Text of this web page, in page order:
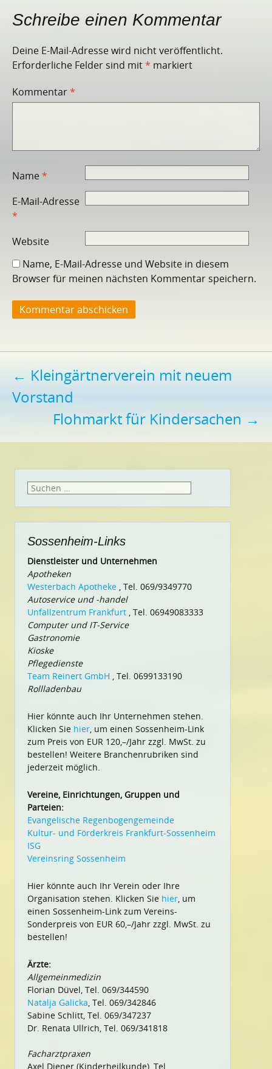
Schreibe einen Kommentar
Deine E-Mail-Adresse wird nicht veröffentlicht.
Erforderliche Felder sind mit* markiert
Kommentar*
Name*
E-Mail-Adresse
*
Website
Name, E-Mail-Adresse und Website in diesem
Browser für meinen nächsten Kommentar speichern.
Beitragsnavigation
← Kleingärtnerverein mit neuem
Vorstand
Flohmarkt für Kindersachen →
Suchen
Sossenheim-Links
Dienstleister und Unternehmen
Apotheken
Westerbach Apotheke , Tel. 069/9349770
Autoservice und -handel
Unfallzentrum Frankfurt , Tel. 06949083333
Computer und IT-Service
Gastronomie
Kioske
Pflegedienste
Team Reinert GmbH , Tel. 0699133190
Rollladenbau
Hier könnte auch Ihr Unternehmen stehen.
Klicken Sie hier, um einen Sossenheim-Link
zum Preis von EUR 120,–/Jahr zzgl. MwSt. zu
bestellen! Weitere Branchenrubriken sind
jederzeit möglich.
Vereine, Einrichtungen, Gruppen und
Parteien:
Evangelische Regenbogengemeinde
Kultur- und Förderkreis Frankfurt-Sossenheim
ISG
Vereinsring Sossenheim
Hier könnte auch Ihr Verein oder Ihre
Organisation stehen. Klicken Sie hier, um
einen Sossenheim-Link zum Vereins-
Sonderpreis von EUR 60,–/Jahr zzgl. MwSt. zu
bestellen!
Ärzte:
Allgemeinmedizin
Florian Düvel, Tel. 069/344590
Natalja Galicka, Tel. 069/342846
Sabine Schlitt, Tel. 069/347237
Dr. Renata Ullrich, Tel. 069/341818
Facharztpraxen
Axel Diener (Kinderheilkunde), Tel.